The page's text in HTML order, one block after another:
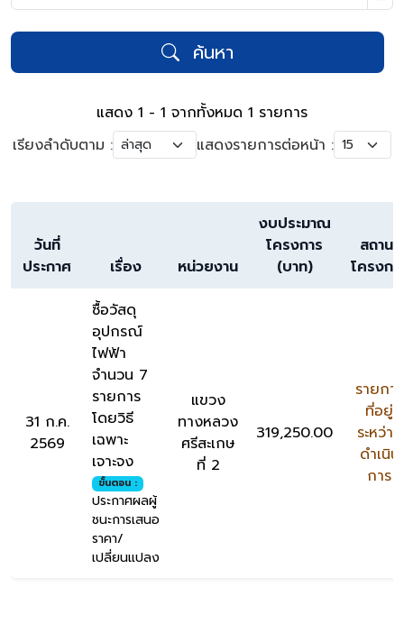
ค้นหา
แสดง 1 - 1 จากทั้งหมด 1 รายการ
เรียงลำดับตาม :
แสดงรายการต่อหน้า :
วันที่
ประกาศ
เรื่อง หน่วยงาน
งบประมาณ
โครงการ
(บาท)
สถานะ
โครงกา
31 ก.ค.
2569
ซื้อวัสดุ
อุปกรณ์
ไฟฟ้า
จำนวน 7
รายการ
โดยวิธี
เฉพาะ
เจาะจง
ขั้นตอน :
ประกาศผลผู้
ชนะการเสนอ
ราคา/
เปลี่ยนแปลง
แขวง
ทางหลวง
ศรีสะเกษ
ที่ 2
319,250.00
รายการ
ที่อยู่
ระหว่าง
ดำเนิน
การ